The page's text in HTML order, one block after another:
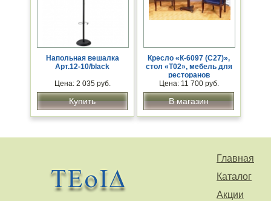
Напольная вешалка
Арт.12-10/black
Цена: 2 035 руб.
Купить
Кресло «К-6097 (С27)»,
стол «Т02», мебель для
ресторанов
Цена: 11 700 руб.
В магазин
Главная
Каталог
Акции